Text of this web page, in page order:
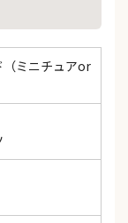
ミニチュアor